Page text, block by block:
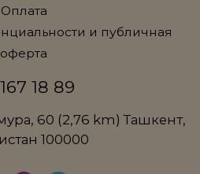
Оплата
и публичная
оферта
18 89
60 (2,76 km) Ташкент,
100000